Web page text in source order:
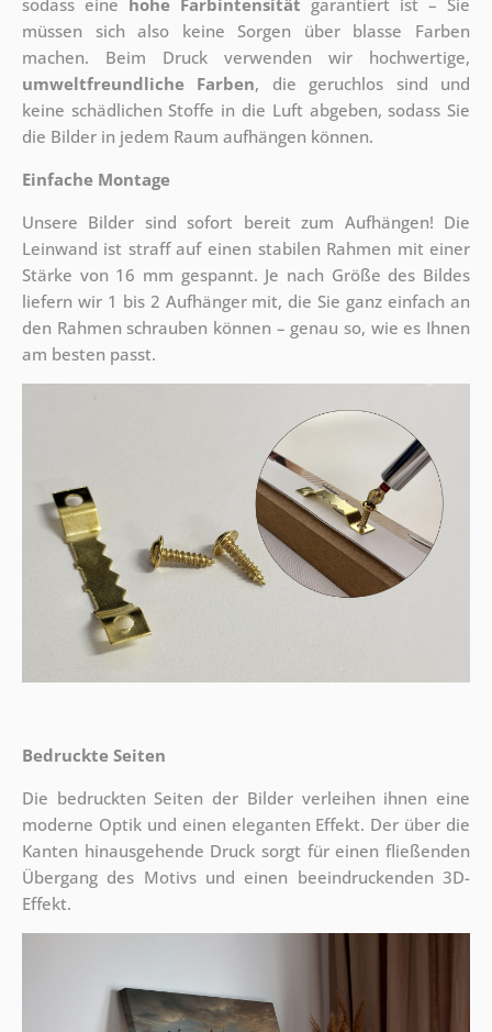
sodass eine hohe Farbintensität garantiert ist – Sie
müssen sich also keine Sorgen über blasse Farben
machen. Beim Druck verwenden wir hochwertige,
umweltfreundliche Farben, die geruchlos sind und
keine schädlichen Stoffe in die Luft abgeben, sodass Sie
die Bilder in jedem Raum aufhängen können.
Einfache Montage
Unsere Bilder sind sofort bereit zum Aufhängen! Die
Leinwand ist straff auf einen stabilen Rahmen mit einer
Stärke von 16 mm gespannt. Je nach Größe des Bildes
liefern wir 1 bis 2 Aufhänger mit, die Sie ganz einfach an
den Rahmen schrauben können – genau so, wie es Ihnen
am besten passt.
Bedruckte Seiten
Die bedruckten Seiten der Bilder verleihen ihnen eine
moderne Optik und einen eleganten Effekt. Der über die
Kanten hinausgehende Druck sorgt für einen fließenden
Übergang des Motivs und einen beeindruckenden 3D-
Effekt.